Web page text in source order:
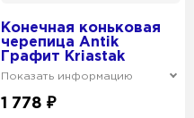
Конечная коньковая
черепица Antik
Графит Kriastak
Показать информацию
1 778 ₽